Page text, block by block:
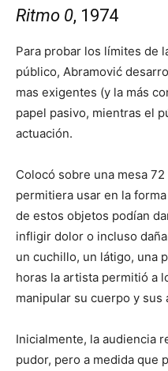
Ritmo 0, 1974
Para probar los límites de
público, Abramović
mas exigentes (y la más
papel pasivo, mientras el
actuación.
Colocó sobre una mesa
permitiera usar en la
de estos objetos podían
infligir dolor o incluso
un cuchillo, un látigo, una
horas la artista permitió a
manipular su cuerpo y sus
Inicialmente, la audiencia
pudor, pero a medida que